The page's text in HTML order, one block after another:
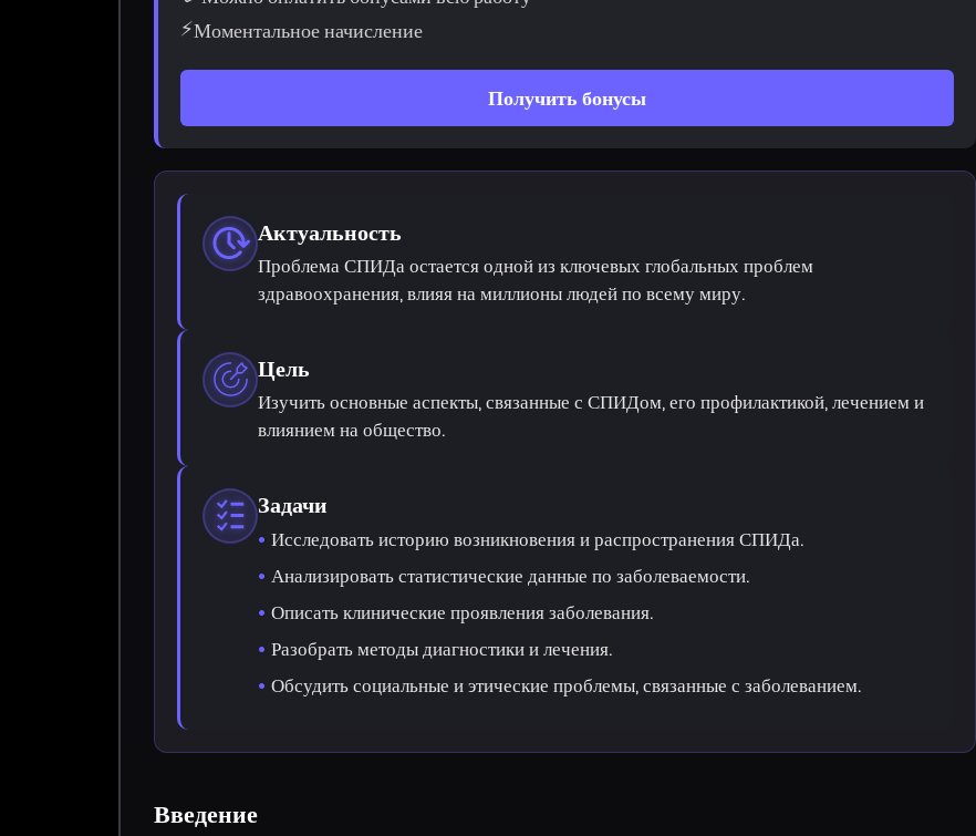
⚡Моментальное начисление
Получить бонусы
Актуальность
Проблема СПИДа остается одной из ключевых глобальных проблем
здравоохранения, влияя на миллионы людей по всему миру.
Цель
Изучить основные аспекты, связанные с СПИДом, его профилактикой, лечением и
влиянием на общество.
Задачи
Исследовать историю возникновения и распространения СПИДа.
Анализировать статистические данные по заболеваемости.
Описать клинические проявления заболевания.
Разобрать методы диагностики и лечения.
Обсудить социальные и этические проблемы, связанные с заболеванием.
Введение